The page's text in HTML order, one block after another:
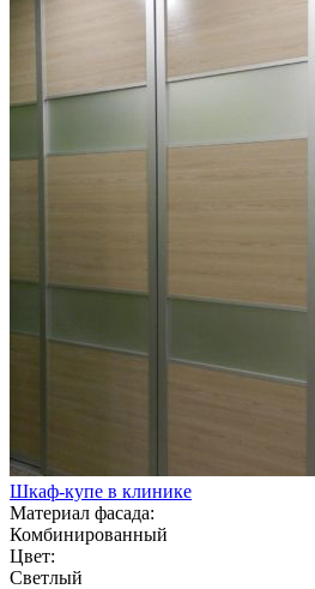
Шкаф-купе в клинике
Материал фасада:
Комбинированный
Цвет:
Светлый